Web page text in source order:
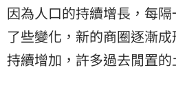
因為人口的持續增長，每
了些變化，新的商圈逐漸
持續增加，許多過去閒置的